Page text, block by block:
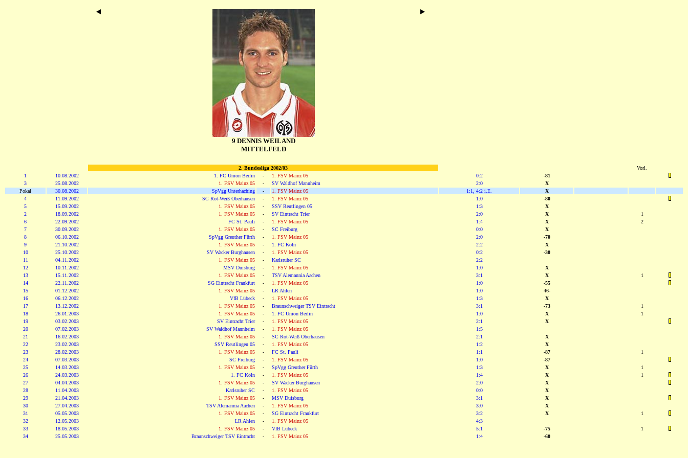
9 DENNIS WEILAND
MITTELFELD
2. Bundesliga 2002/03
Vorl.
1
10.08.2002 1. FC Union Berlin - 1. FSV Mainz 05 0:2
-81
3
25.08.2002 1. FSV Mainz 05 - SV Waldhof Mannheim 2:0
X
Pokal
30.08.2002 SpVgg Unterhaching - 1. FSV Mainz 05 1:1, 4:2 i.E.
X
4
11.09.2002 SC Rot-Weiß Oberhausen - 1. FSV Mainz 05 1:0
-80
5
15.09.2002 1. FSV Mainz 05 - SSV Reutlingen 05 1:3
X
2
18.09.2002 1. FSV Mainz 05 - SV Eintracht Trier 2:0 X
1
6
22.09.2002 FC St. Pauli - 1. FSV Mainz 05 1:4 X
2
7
30.09.2002 1. FSV Mainz 05 - SC Freiburg 0:0
X
8
06.10.2002 SpVgg Greuther Fürth - 1. FSV Mainz 05 2:0
-70
9
21.10.2002 1. FSV Mainz 05 - 1. FC Köln 2:2
X
10
25.10.2002 SV Wacker Burghausen - 1. FSV Mainz 05 0:2
-30
11
04.11.2002 1. FSV Mainz 05 - Karlsruher SC
2:2
12
10.11.2002 MSV Duisburg - 1. FSV Mainz 05 1:0
X
13
15.11.2002 1. FSV Mainz 05 - TSV Alemannia Aachen 3:1 X
1
14
22.11.2002 SG Eintracht Frankfurt - 1. FSV Mainz 05 1:0
-55
15
01.12.2002 1. FSV Mainz 05 - LR Ahlen 1:0
46-
16
06.12.2002 VfB Lübeck - 1. FSV Mainz 05 1:3
X
17
13.12.2002 1. FSV Mainz 05 - Braunschweiger TSV Eintracht 3:1 -73
1
18
26.01.2003 1. FSV Mainz 05 - 1. FC Union Berlin 1:0 X
1
19
03.02.2003 SV Eintracht Trier - 1. FSV Mainz 05 2:1
X
20
07.02.2003 SV Waldhof Mannheim - 1. FSV Mainz 05
1:5
21
16.02.2003 1. FSV Mainz 05 - SC Rot-Weiß Oberhausen 2:1
X
22
23.02.2003 SSV Reutlingen 05 - 1. FSV Mainz 05 1:2
X
23
28.02.2003 1. FSV Mainz 05 - FC St. Pauli 1:1 -87
1
24
07.03.2003 SC Freiburg - 1. FSV Mainz 05 1:0
-87
25
14.03.2003 1. FSV Mainz 05 - SpVgg Greuther Fürth 1:3 X
1
26
24.03.2003 1. FC Köln - 1. FSV Mainz 05 1:4 X
1
27
04.04.2003 1. FSV Mainz 05 - SV Wacker Burghausen 2:0
X
28
11.04.2003 Karlsruher SC - 1. FSV Mainz 05 0:0
X
29
21.04.2003 1. FSV Mainz 05 - MSV Duisburg 3:1
X
30
27.04.2003 TSV Alemannia Aachen - 1. FSV Mainz 05 3:0
X
31
05.05.2003 1. FSV Mainz 05 - SG Eintracht Frankfurt 3:2 X
1
32
12.05.2003 LR Ahlen - 1. FSV Mainz 05
4:3
33
18.05.2003 1. FSV Mainz 05 - VfB Lübeck 5:1 -75
1
34
25.05.2003 Braunschweiger TSV Eintracht - 1. FSV Mainz 05 1:4 -60